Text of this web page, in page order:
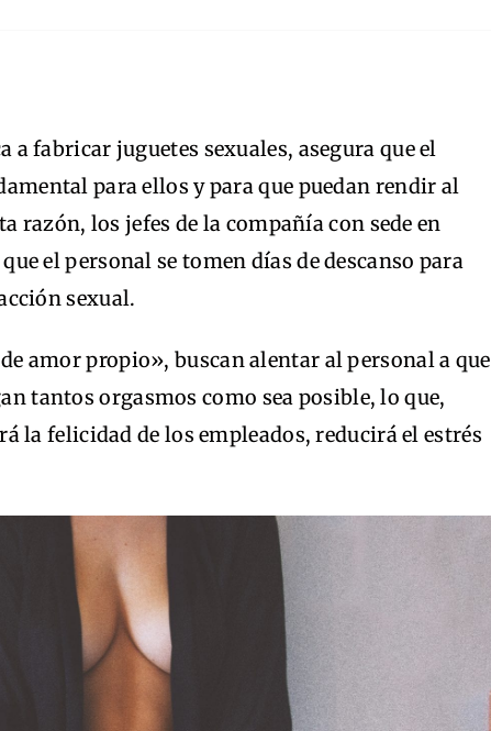
a fabricar juguetes sexuales, asegura que el
para ellos y para que puedan rendir al
razón, los jefes de la compañía con sede en
el personal se tomen días de descanso para
sexual.
amor propio», buscan alentar al personal a que
tantos orgasmos como sea posible, lo que,
la felicidad de los empleados, reducirá el estrés